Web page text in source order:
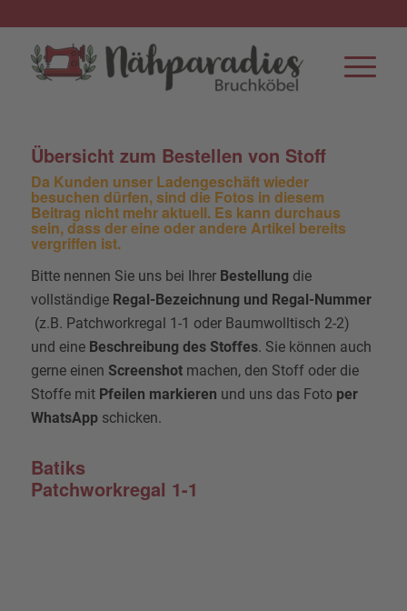
Übersicht zum Bestellen von Stoff
Da Kunden unser Ladengeschäft wieder
besuchen dürfen, sind die Fotos in diesem
Beitrag nicht mehr aktuell. Es kann durchaus
sein, dass der eine oder andere Artikel bereits
vergriffen ist.
Bitte nennen Sie uns bei Ihrer Bestellung die
vollständige Regal-Bezeichnung und Regal-Nummer
(z.B. Patchworkregal 1-1 oder Baumwolltisch 2-2)
und eine Beschreibung des Stoffes. Sie können auch
gerne einen Screenshotmachen, den Stoff oder die
Stoffe mit Pfeilen markieren und uns das Foto per
WhatsAppschicken.
Batiks
Patchworkregal 1-1